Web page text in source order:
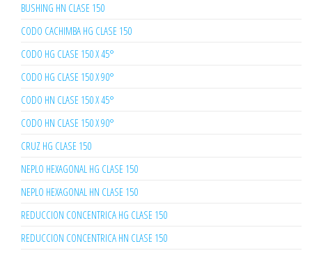
BUSHING HN CLASE 150
CODO CACHIMBA HG CLASE 150
CODO HG CLASE 150 X 45°
CODO HG CLASE 150 X 90°
CODO HN CLASE 150 X 45°
CODO HN CLASE 150 X 90°
CRUZ HG CLASE 150
NEPLO HEXAGONAL HG CLASE 150
NEPLO HEXAGONAL HN CLASE 150
REDUCCION CONCENTRICA HG CLASE 150
REDUCCION CONCENTRICA HN CLASE 150